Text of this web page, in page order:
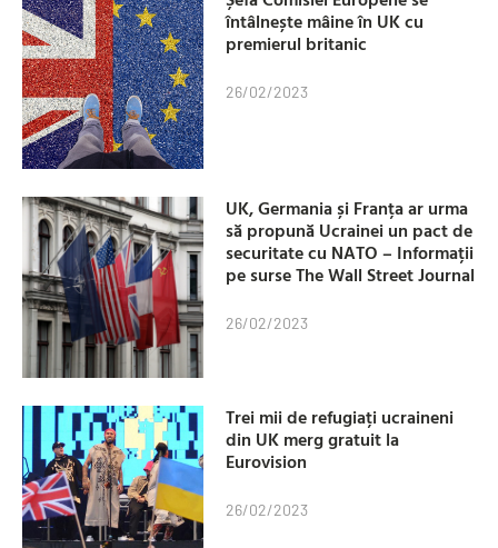
întâlnește mâine în UK cu
premierul britanic
26/02/2023
UK, Germania și Franța ar urma
să propună Ucrainei un pact de
securitate cu NATO – Informații
pe surse The Wall Street Journal
26/02/2023
Trei mii de refugiați ucraineni
din UK merg gratuit la
Eurovision
26/02/2023